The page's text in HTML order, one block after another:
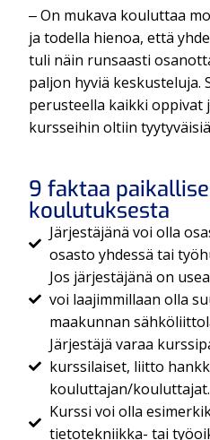
‒ On mukava kouluttaa
ja todella hienoa, että
tuli näin runsaasti
paljon hyviä keskusteluja.
perusteella kaikki oppivat
kursseihin oltiin
9 faktaa
koulutuksesta
Järjestäjänä voi olla
osasto yhdessä tai
Jos järjestäjänä on
voi laajimmillaan olla
maakunnan
Järjestäjä varaa
kurssilaiset, liitto
kouluttajan/kouluttajat.
Kurssi voi olla
tietotekniikka- tai